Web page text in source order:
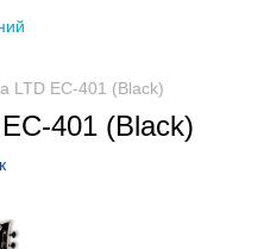
LTD EC-401 (Black)
EC-401 (Black)